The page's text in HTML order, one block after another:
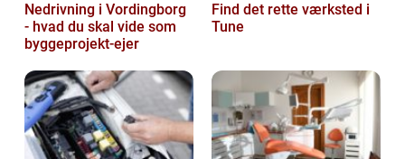
Nedrivning i Vordingborg
- hvad du skal vide som
byggeprojekt-ejer
Find det rette værksted i
Tune